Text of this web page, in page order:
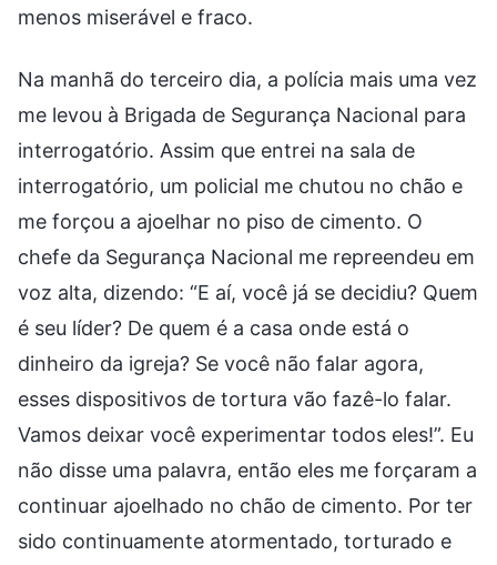
menos miserável e fraco.
Na manhã do terceiro dia, a polícia mais uma vez
me levou à Brigada de Segurança Nacional para
interrogatório. Assim que entrei na sala de
interrogatório, um policial me chutou no chão e
me forçou a ajoelhar no piso de cimento. O
chefe da Segurança Nacional me repreendeu em
voz alta, dizendo: “E aí, você já se decidiu? Quem
é seu líder? De quem é a casa onde está o
dinheiro da igreja? Se você não falar agora,
esses dispositivos de tortura vão fazê-lo falar.
Vamos deixar você experimentar todos eles!”. Eu
não disse uma palavra, então eles me forçaram a
continuar ajoelhado no chão de cimento. Por ter
sido continuamente atormentado, torturado e